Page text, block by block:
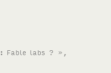
: Fable labs ? »,